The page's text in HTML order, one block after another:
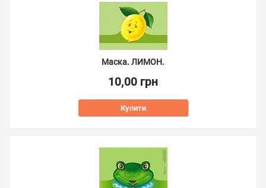
Маска. ЛИМОН.
10,00 грн
Купити